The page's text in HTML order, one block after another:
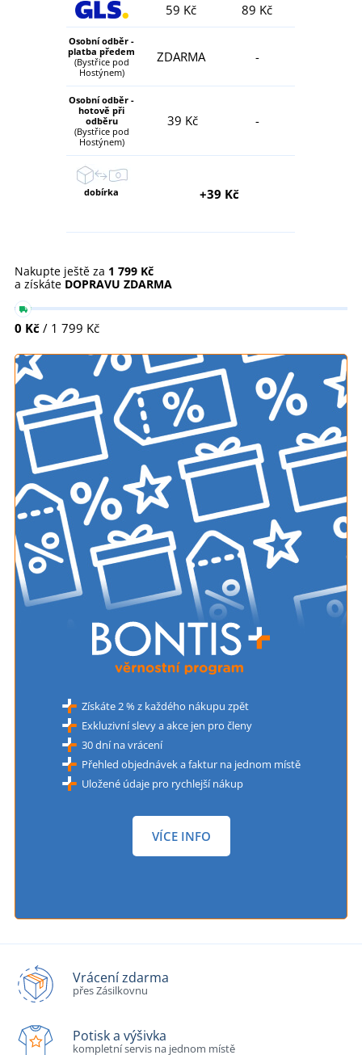
59 Kč 89 Kč
Osobní odběr -
platba předem
(Bystřice pod
Hostýnem)
ZDARMA -
Osobní odběr -
hotově při
odběru
(Bystřice pod
Hostýnem)
39 Kč -
dobírka +39 Kč
Nakupte ještě za 1 799 Kč
a získáte DOPRAVU ZDARMA
0 Kč / 1 799 Kč
Získáte 2 % z každého nákupu zpět
Exkluzivní slevy a akce jen pro členy
30 dní na vrácení
Přehled objednávek a faktur na jednom místě
Uložené údaje pro rychlejší nákup
VÍCE INFO
Vrácení zdarma
přes Zásilkovnu
Potisk a výšivka
kompletní servis na jednom místě